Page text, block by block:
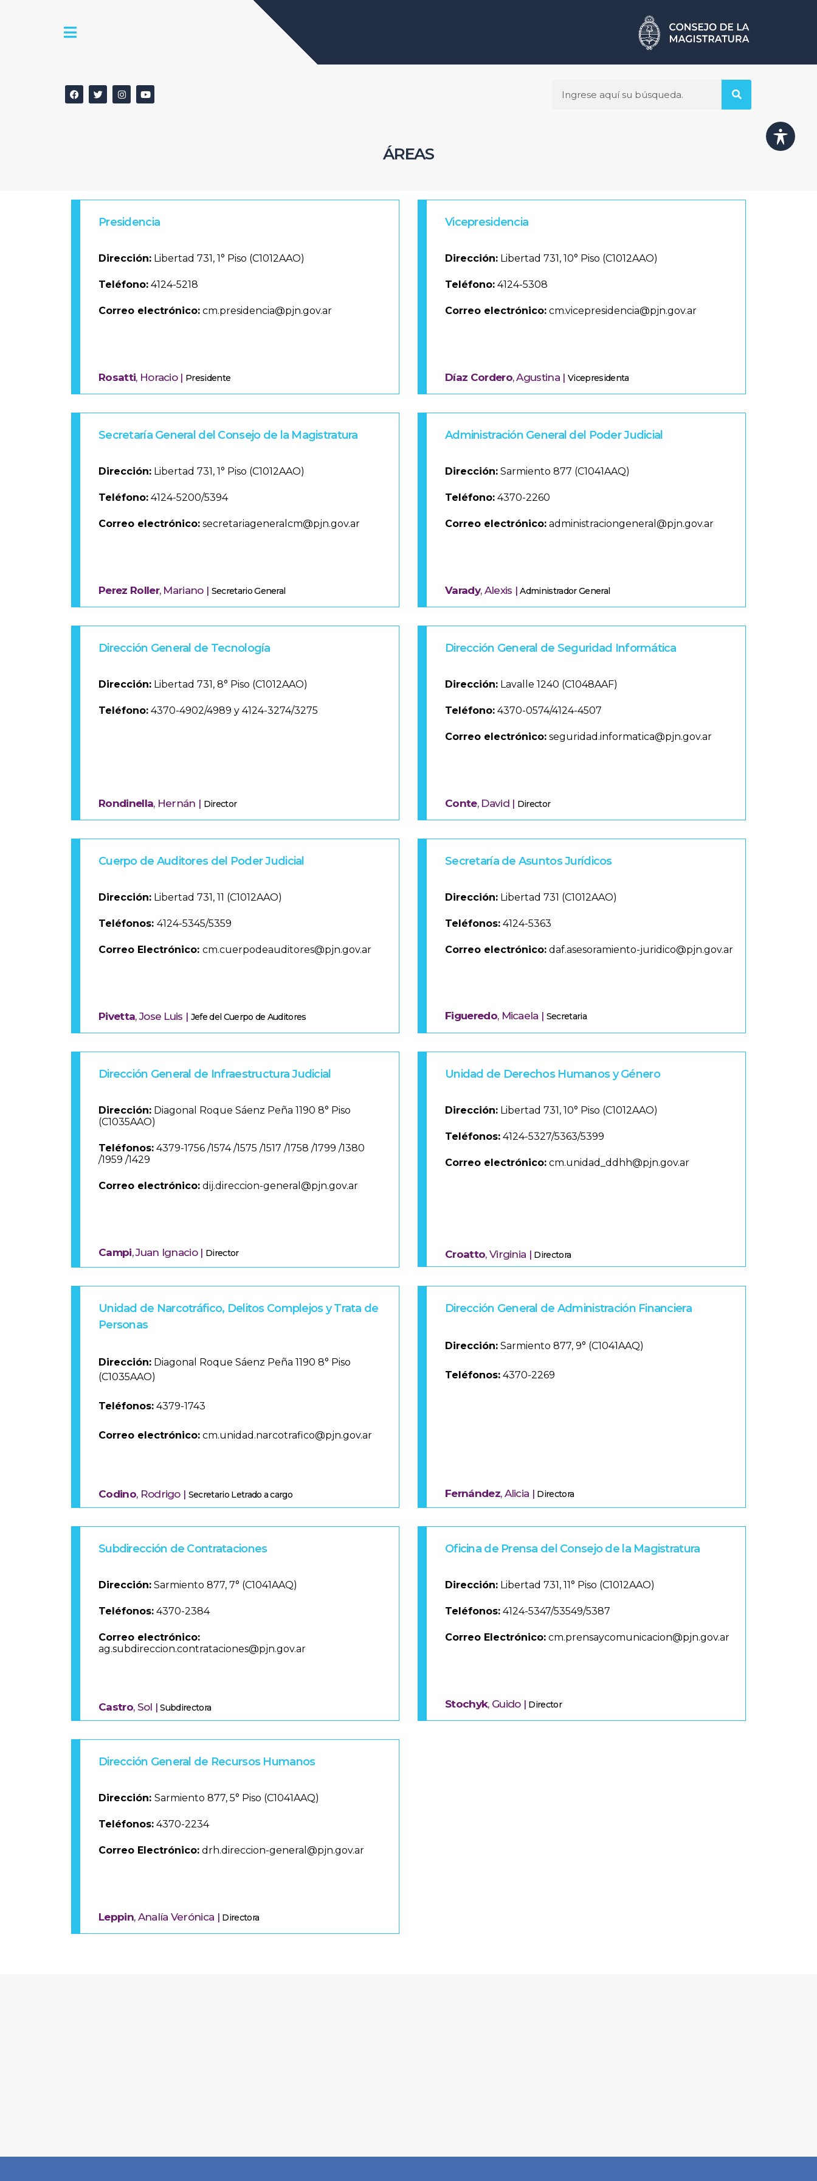
ÁREAS
Presidencia
Dirección: Libertad 731, 1° Piso (C1012AAO)
Teléfono: 4124-5218
Correo electrónico: cm.presidencia@pjn.gov.ar
Rosatti, Horacio | Presidente
Vicepresidencia
Dirección: Libertad 731, 10° Piso (C1012AAO)
Teléfono: 4124-5308
Correo electrónico: cm.vicepresidencia@pjn.gov.ar
Díaz Cordero, Agustina |Vicepresidenta
Secretaría General del Consejo de la Magistratura
Dirección: Libertad 731, 1° Piso (C1012AAO)
Teléfono: 4124-5200/5394
Correo electrónico: secretariageneralcm@pjn.gov.ar
Perez Roller, Mariano | Secretario General
Administración General del Poder Judicial
Dirección: Sarmiento 877 (C1041AAQ)
Teléfono: 4370-2260
Correo electrónico: administraciongeneral@pjn.gov.ar
Varady, Alexis |Administrador General
Dirección General de Tecnología
Dirección: Libertad 731, 8° Piso (C1012AAO)
Teléfono: 4370-4902/4989 y 4124-3274/3275
Rondinella, Hernán | Director
Dirección General de Seguridad Informática
Dirección: Lavalle 1240 (C1048AAF)
Teléfono: 4370-0574/4124-4507
Correo electrónico: seguridad.informatica@pjn.gov.ar
Conte, David | Director
Cuerpo de Auditores del Poder Judicial
Dirección: Libertad 731, 11 (C1012AAO)
Teléfonos: 4124-5345/5359
Correo Electrónico: cm.cuerpodeauditores@pjn.gov.ar
Pivetta, Jose Luis | Jefe del Cuerpo de Auditores
Secretaría de Asuntos Jurídicos
Dirección: Libertad 731 (C1012AAO)
Teléfonos: 4124-5363
Correo electrónico: daf.asesoramiento-juridico@pjn.gov.ar
Figueredo, Micaela | Secretaria
Dirección General de Infraestructura Judicial
Dirección: Diagonal Roque Sáenz Peña 1190 8° Piso
(C1035AAO)
Teléfonos: 4379-1756 /1574 /1575 /1517 /1758 /1799 /1380
/1959 /1429
Correo electrónico: dij.direccion-general@pjn.gov.ar
Campi, Juan Ignacio | Director
Unidad de Derechos Humanos y Género
Dirección: Libertad 731, 10° Piso (C1012AAO)
Teléfonos: 4124-5327/5363/5399
Correo electrónico: cm.unidad_ddhh@pjn.gov.ar
Croatto, Virginia | Directora
Unidad de Narcotráfico, Delitos Complejos y Trata de
Personas
Dirección: Diagonal Roque Sáenz Peña 1190 8° Piso
(C1035AAO)
Teléfonos: 4379-1743
Correo electrónico: cm.unidad.narcotrafico@pjn.gov.ar
Codino, Rodrigo | Secretario Letrado a cargo
Dirección General de Administración Financiera
Dirección: Sarmiento 877, 9° (C1041AAQ)
Teléfonos: 4370-2269
Fernández, Alicia | Directora
Subdirección de Contrataciones
Dirección: Sarmiento 877, 7° (C1041AAQ)
Teléfonos: 4370-2384
Correo electrónico:
ag.subdireccion.contrataciones@pjn.gov.ar
Castro, Sol |Subdirectora
Oficina de Prensa del Consejo de la Magistratura
Dirección: Libertad 731, 11° Piso (C1012AAO)
Teléfonos: 4124-5347/53549/5387
Correo Electrónico: cm.prensaycomunicacion@pjn.gov.ar
Stochyk, Guido | Director
Dirección General de Recursos Humanos
Dirección: Sarmiento 877, 5° Piso (C1041AAQ)
Teléfonos: 4370-2234
Correo Electrónico: drh.direccion-general@pjn.gov.ar
Leppin, Analía Verónica | Directora